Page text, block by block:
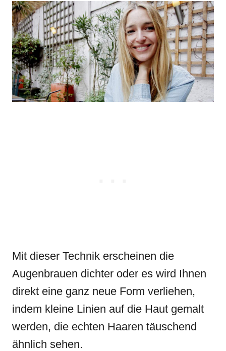
Mit dieser Technik erscheinen die
Augenbrauen dichter oder es wird Ihnen
direkt eine ganz neue Form verliehen,
indem kleine Linien auf die Haut gemalt
werden, die echten Haaren täuschend
ähnlich sehen.